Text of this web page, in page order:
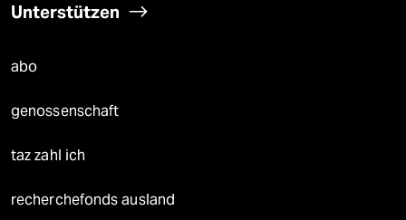
Unterstützen
abo
genossenschaft
taz zahl ich
recherchefonds ausland